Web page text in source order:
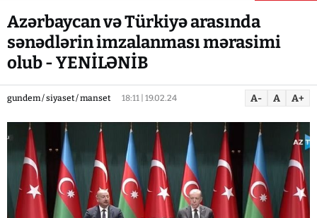
Azərbaycan və Türkiyə arasında
sənədlərin imzalanması mərasimi
olub - YENİLƏNİB
gundem / siyaset / manset 18:11 | 19.02.24 A- A A+